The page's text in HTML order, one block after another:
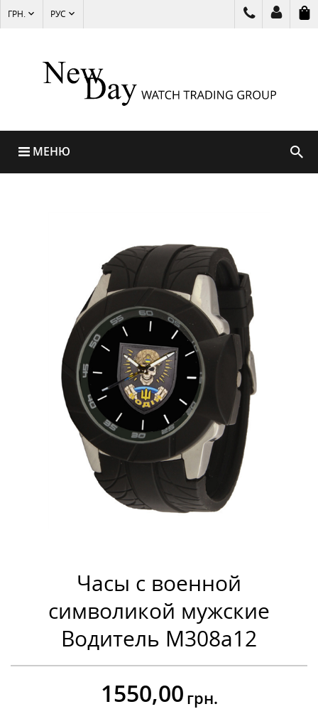
ГРН. РУС
МЕНЮ
Часы с военной
символикой мужские
Водитель M308a12
1550,00 грн.